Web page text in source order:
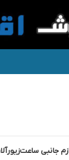
جانبی ساعت